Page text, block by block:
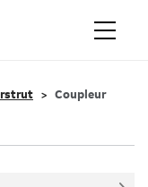
Coupleur